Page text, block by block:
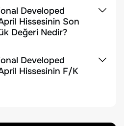
Developed
Hissesinin Son
Değeri Nedir?
Developed
Hissesinin F/K